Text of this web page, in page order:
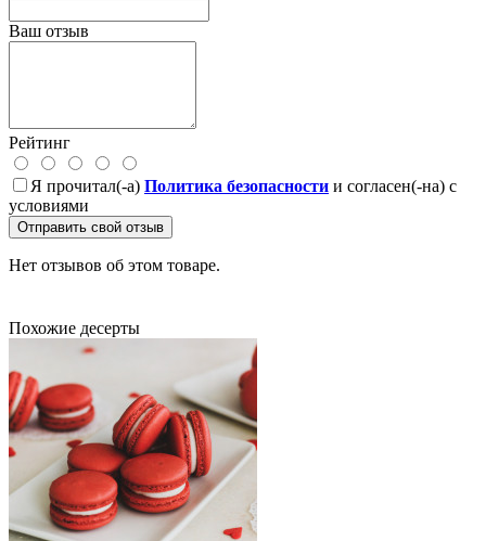
Ваш отзыв
Рейтинг
Я прочитал(-а) Политика безопасности и согласен(-на) с
условиями
Отправить свой отзыв
Нет отзывов об этом товаре.
Похожие десерты